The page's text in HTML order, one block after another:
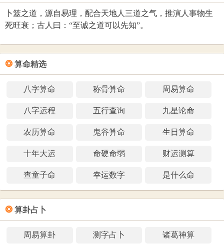
姓名外格：天格与地格相加之和，再减去人格的数。是为副
运，代表后天的人际关系、感情交往等。
功率以及身体状况。还可以通过人格来结合姓名的三才配置
来推断事业成功。
何事物都不可能十全十美，所以给宝宝起名打分，也不要刻
意追求全部都是吉的五格数理。卜易居的名字打分系统也没
有名字打分测试100分的评分规则，姓名打分的最高分为99.5
卜筮之道，源自易理，配合天地人三道之气，推演人事物生
死旺衰；古人曰：“至诚之道可以先知”。
❂ 算命精选
八字算命 称骨算命 周易算命
八字运程 五行查询 九星论命
农历算命 鬼谷算命 生日算命
十年大运 命硬命弱 财运测算
查童子命 幸运数字 是什么命
❂ 算卦占卜
周易算卦 测字占卜 诸葛神算